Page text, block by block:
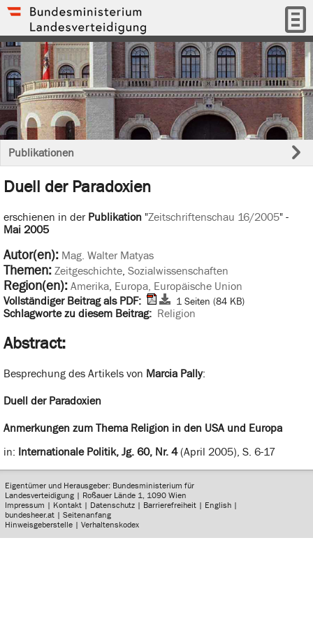
Publikationen
Duell der Paradoxien
erschienen in der Publikation"Zeitschriftenschau 16/2005" -
Mai 2005
Autor(en): Mag. Walter Matyas
Themen: Zeitgeschichte, Sozialwissenschaften
Region(en): Amerika, Europa, Europäische Union
Vollständiger Beitrag als PDF:
1 Seiten (84 KB)
Schlagworte zu diesem Beitrag: Religion
Abstract:
Besprechung des Artikels von Marcia Pally:
Duell der Paradoxien
Anmerkungen zum Thema Religion in den USA und Europa
in: Internationale Politik, Jg. 60, Nr. 4(April 2005), S. 6-17
Eigentümer und Herausgeber: Bundesministerium für
Landesverteidigung | Roßauer Lände 1, 1090 Wien
Impressum | Kontakt | Datenschutz | Barrierefreiheit | English |
bundesheer.at |Seitenanfang
Hinweisgeberstelle |Verhaltenskodex